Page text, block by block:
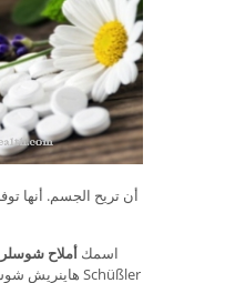
اسمك أملاح شوسلر